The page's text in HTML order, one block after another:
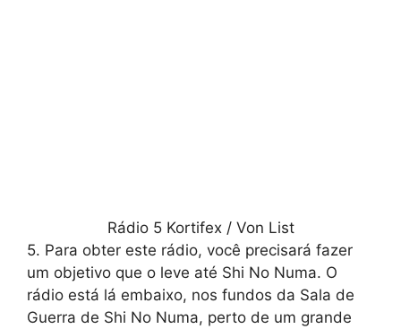
Rádio 5 Kortifex / Von List
5. Para obter este rádio, você precisará fazer
um objetivo que o leve até Shi No Numa. O
rádio está lá embaixo, nos fundos da Sala de
Guerra de Shi No Numa, perto de um grande